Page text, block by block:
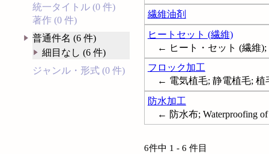
統一タイトル (0 件)
著作 (0 件)
普通件名 (6 件)
細目なし (6 件)
ジャンル・形式 (0 件)
繊維油剤
ヒートセット (繊維)
← ヒート・セット (繊維
フロック加工
← 電気植毛; 静電植毛; 植
防水加工
← 防水布; Waterproofing of
6件中 1 - 6 件目